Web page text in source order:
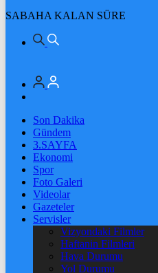
SABAHA KALAN SÜRE
Son Dakika
Gündem
3.SAYFA
Ekonomi
Spor
Foto Galeri
Videolar
Gazeteler
Servisler
Vizyondaki Filmler
Haftanin Filmleri
Hava Durumu
Yol Durumu